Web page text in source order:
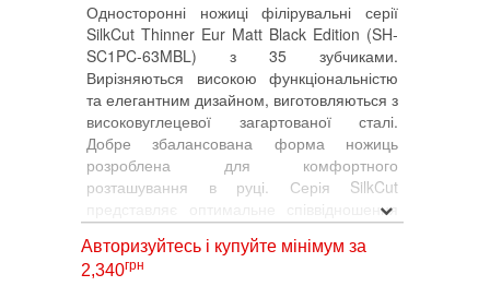
Односторонні ножиці філірувальні серії
SilkCut Thinner Eur Matt Black Edition (SH-
SC1PC-63MBL) з 35 зубчиками.
Вирізняються високою функціональністю
та елегантним дизайном, виготовляються з
високовуглецевої загартованої сталі.
Добре збалансована форма ножиць
розроблена для комфортного
розташування в руці. Серія SilkCut
представляє оптимальне співвідношення
ціни та якості.
• Чудова ергономіка, що знижує
навантаження на руку (offset);
Авторизуйтесь і купуйте мінімум за
2,340грн